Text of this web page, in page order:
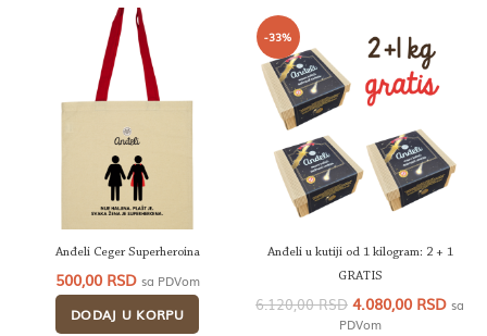
Anđeli Ceger Superheroina
500,00 RSD sa PDVom
DODAJ U KORPU
-33%
Anđeli u kutiji od 1 kilogram: 2 + 1
GRATIS
6.120,00RSD Originalna
cena
4.080,00 RSD sa
PDVom